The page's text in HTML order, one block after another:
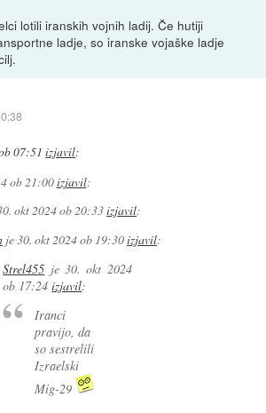
lotili iranskih vojnih ladij. Če hutiji
ladje, so iranske vojaške ladje
07:51 izjavil:
ob 21:00izjavil:
okt 2024 ob 20:33izjavil:
je30. okt 2024 ob 19:30izjavil:
Strel455 je 30. okt 2024
ob 17:24 izjavil:
Iranci
pravijo, da
so sestrelili
Izraelski
Mig-29